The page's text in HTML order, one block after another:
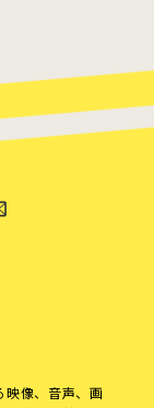
映像、音声、画